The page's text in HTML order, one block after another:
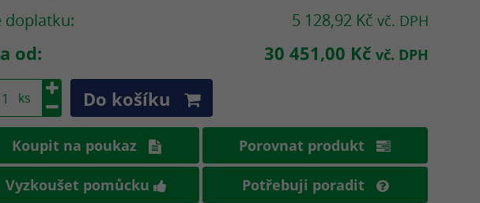
doplatku: 5 128,92 Kč vč. DPH
od: 30 451,00 Kč vč. DPH
Koupit na poukaz Porovnat produkt
Vyzkoušet pomůcku Potřebuji poradit